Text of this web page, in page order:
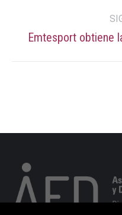
publicaciones
Emtesport obtiene